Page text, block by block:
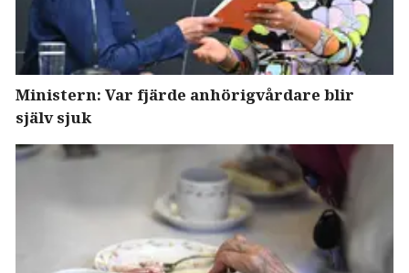
Ministern: Var fjärde anhörigvårdare blir
själv sjuk